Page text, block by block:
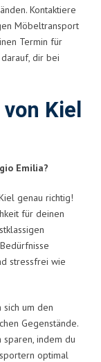
Kontaktiere
Möbeltransport
Termin für
dir bei
Kiel
Emilia?
genau richtig!
für deinen
stressfrei wie
um den
Gegenstände.
indem du
optimal